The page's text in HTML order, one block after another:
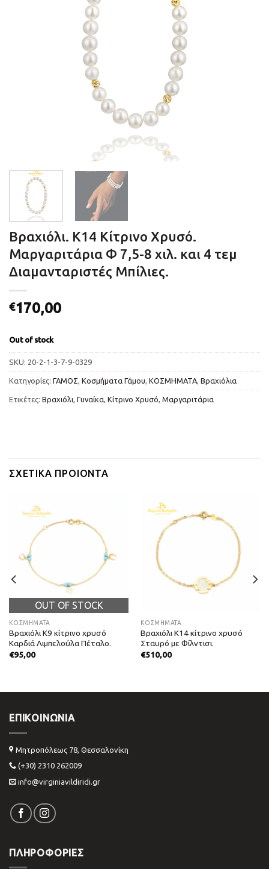
Βραχιόλι. Κ14 Kίτρινο Xρυσό.
Μαργαριτάρια Φ 7,5-8 χιλ. και 4 τεμ
Διαμανταριστές Μπίλιες.
€170,00
Out of stock
SKU: 20-2-1-3-7-9-0329
Κατηγορίες: ΓΑΜΟΣ Κοσμήματα Γάμου ΚΟΣΜΗΜΑΤΑ Βραχιόλια
Ετικέτες: Βραχιόλι Γυναίκα Κίτρινο Χρυσό Μαργαριτάρια
ΣΧΕΤΙΚΆ ΠΡΟΙΌΝΤΑ
OUT OF STOCK
ΚΟΣΜΗΜΑΤΑ
Βραχιόλι Κ9 κίτρινο χρυσό
Καρδιά Λιμπελούλα Πέταλο.
€95,00
ΚΟΣΜΗΜΑΤΑ
Βραχιόλι Κ14 κίτρινο χρυσό
Σταυρό με Φίλντισι.
€510,00
ΕΠΙΚΟΙΝΩΝΊΑ
Μητροπόλεως 78, Θεσσαλονίκη
(+30) 2310 262009
info@virginiavildiridi.gr
ΠΛΗΡΟΦΟΡΙΕΣ